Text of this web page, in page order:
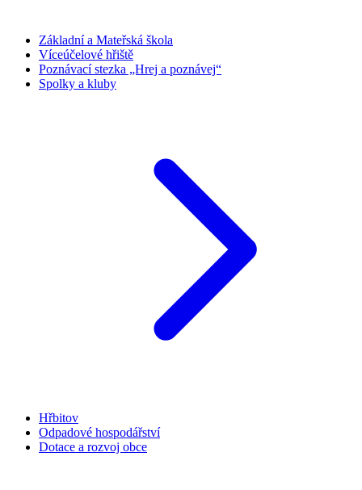
Základní a Mateřská škola
Víceúčelové hřiště
Poznávací stezka „Hrej a poznávej“
Spolky a kluby
Hřbitov
Odpadové hospodářství
Dotace a rozvoj obce